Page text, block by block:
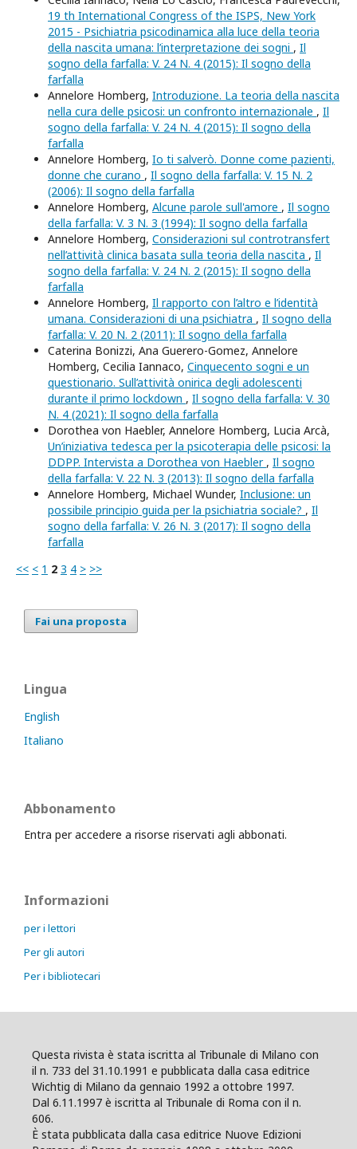
19 th International Congress of the ISPS, New York
2015 - Psichiatria psicodinamica alla luce della teoria
della nascita umana: l’interpretazione dei sogni , Il
sogno della farfalla: V. 24 N. 4 (2015): Il sogno della
farfalla
Annelore Homberg, Introduzione. La teoria della nascita
nella cura delle psicosi: un confronto internazionale , Il
sogno della farfalla: V. 24 N. 4 (2015): Il sogno della
farfalla
Annelore Homberg, Io ti salverò. Donne come pazienti,
donne che curano , Il sogno della farfalla: V. 15 N. 2
(2006): Il sogno della farfalla
Annelore Homberg, Alcune parole sull'amore , Il sogno
della farfalla: V. 3 N. 3 (1994): Il sogno della farfalla
Annelore Homberg, Considerazioni sul controtransfert
nell’attività clinica basata sulla teoria della nascita , Il
sogno della farfalla: V. 24 N. 2 (2015): Il sogno della
farfalla
Annelore Homberg, Il rapporto con l’altro e l’identità
umana. Considerazioni di una psichiatra , Il sogno della
farfalla: V. 20 N. 2 (2011): Il sogno della farfalla
Caterina Bonizzi, Ana Guerero-Gomez, Annelore
Homberg, Cecilia Iannaco, Cinquecento sogni e un
questionario. Sull’attività onirica degli adolescenti
durante il primo lockdown , Il sogno della farfalla: V. 30
N. 4 (2021): Il sogno della farfalla
Dorothea von Haebler, Annelore Homberg, Lucia Arcà,
Un’iniziativa tedesca per la psicoterapia delle psicosi: la
DDPP. Intervista a Dorothea von Haebler , Il sogno
della farfalla: V. 22 N. 3 (2013): Il sogno della farfalla
Annelore Homberg, Michael Wunder, Inclusione: un
possibile principio guida per la psichiatria sociale? , Il
sogno della farfalla: V. 26 N. 3 (2017): Il sogno della
farfalla
<< < 1 2 3 4 > >>
Fai una proposta
Lingua
English
Italiano
Abbonamento
Entra per accedere a risorse riservati agli abbonati.
Informazioni
per i lettori
Per gli autori
Per i bibliotecari
Questa rivista è stata iscritta al Tribunale di Milano con
il n. 733 del 31.10.1991 e pubblicata dalla casa editrice
Wichtig di Milano da gennaio 1992 a ottobre 1997.
Dal 6.11.1997 è iscritta al Tribunale di Roma con il n.
606.
È stata pubblicata dalla casa editrice Nuove Edizioni